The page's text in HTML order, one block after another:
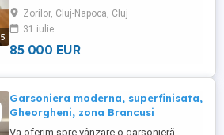
5
realizeaza prin centrala proprie si
calorifere. Se vinde mobilata si utilata.
Dispune de un loc de ...
Zorilor, Cluj-Napoca, Cluj
31 iulie
85 000 EUR
Garsoniera moderna, superfinisata,
Gheorgheni, zona Brancusi
Va oferim spre vânzare o garsonieră